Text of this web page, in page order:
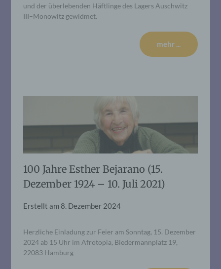
und der überlebenden Häftlinge des Lagers Auschwitz
III–Monowitz gewidmet.
mehr ...
100 Jahre Esther Bejarano (15.
Dezember 1924 – 10. Juli 2021)
Erstellt am8. Dezember 2024
Herzliche Einladung zur Feier am Sonntag, 15. Dezember
2024 ab 15 Uhr im Afrotopia, Biedermannplatz 19,
22083 Hamburg